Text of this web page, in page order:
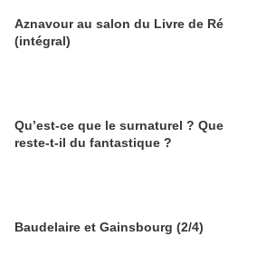
Aznavour au salon du Livre de Ré
(intégral)
Qu’est-ce que le surnaturel ? Que
reste-t-il du fantastique ?
Baudelaire et Gainsbourg (2/4)